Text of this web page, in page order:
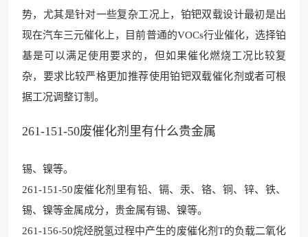
势，尤其是针对一些复杂工况上，铂钯双载设计最初是出
现在汽车三元催化上，目前普通的VOCs行业催化，选择铂
基是可以满足使用要求的，但如果催化燃烧工况比较复
杂，要求比较严格更加推荐使用铂钯双载催化剂或者可根
据工况调整订制。
261-151-50废催化剂里有什么贵金属
锡、镍等。
261-151-50废催化剂里有铅、镉、汞、铬、铜、锌、铁、
锡、镍等金属成分，贵金属有锡、镍等。
261-156-50烷烃脱氢过程中产生的废催化剂T的负载二氧化